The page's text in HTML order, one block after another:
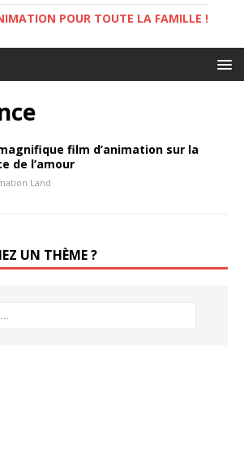
POUR TOUTE LA FAMILLE !
film d’animation sur la
de l’amour
Land
UN THÈME ?